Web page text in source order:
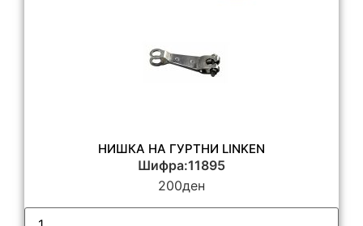
НИШКА НА ГУРТНИ LINKEN
Шифра:11895
200ден